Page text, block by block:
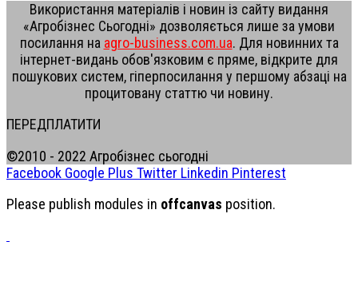
Використання матеріалів і новин із сайту видання
«Агробізнес Сьогодні» дозволяється лише за умови
посилання на agro-business.com.ua. Для новинних та
інтернет-видань обов'язковим є пряме, відкрите для
пошукових систем, гіперпосилання у першому абзаці на
процитовану статтю чи новину.
ПЕРЕДПЛАТИТИ
©2010 - 2022 Агробізнес сьогодні
Facebook Google Plus Twitter Linkedin Pinterest
Please publish modules in offcanvas position.